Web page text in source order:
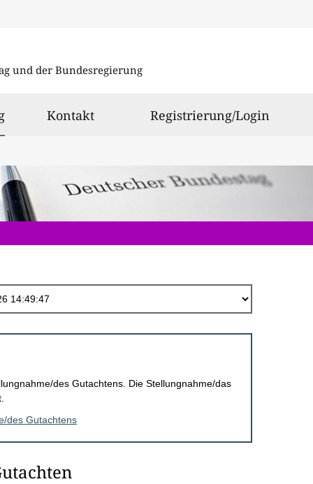
und der Bundesregierung
ausgewählt
Kontakt Registrierung/Login
des Gutachtens. Die Stellungnahme/das
des Gutachtens